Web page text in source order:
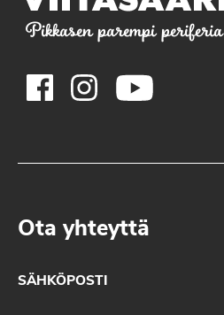
Pikkasen parempi periferia
Ota yhteyttä
SÄHKÖPOSTI